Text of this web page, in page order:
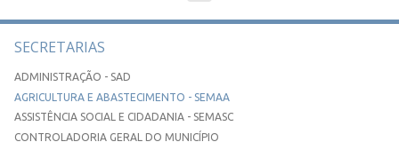
SECRETARIAS
ADMINISTRAÇÃO - SAD
AGRICULTURA E ABASTECIMENTO - SEMAA
ASSISTÊNCIA SOCIAL E CIDADANIA - SEMASC
CONTROLADORIA GERAL DO MUNICÍPIO